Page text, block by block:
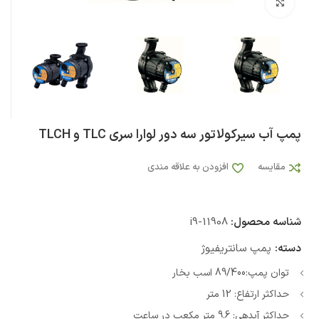
پمپ آب سیرکولاتور سه دور لوارا سری TLC و TLCH
مقایسه افزودن به علاقه مندی
شناسه محصول: i9-11908
دسته: پمپ سانتریفیوژ
توان پمپ:89/400 اسب بخار
حداکثر ارتفاع: 12 متر
حداکثر آبدهی: 9.6 متر مکعب در ساعت